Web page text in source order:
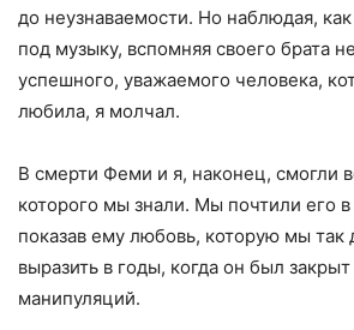
до неузнаваемости. Но наблюдая,
под музыку, вспомняя своего брата
успешного, уважаемого человека,
любила, я молчал.
В смерти Феми и я, наконец, смогли
которого мы знали. Мы почтили его
показав ему любовь, которую мы так
выразить в годы, когда он был
манипуляций.